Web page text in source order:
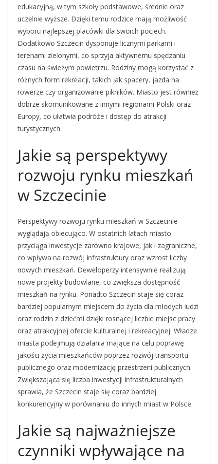
edukacyjną, w tym szkoły podstawowe, średnie oraz
uczelnie wyższe. Dzięki temu rodzice mają możliwość
wyboru najlepszej placówki dla swoich pociech.
Dodatkowo Szczecin dysponuje licznymi parkami i
terenami zielonymi, co sprzyja aktywnemu spędzaniu
czasu na świeżym powietrzu. Rodziny mogą korzystać z
różnych form rekreacji, takich jak spacery, jazda na
rowerze czy organizowanie pikników. Miasto jest również
dobrze skomunikowane z innymi regionami Polski oraz
Europy, co ułatwia podróże i dostęp do atrakcji
turystycznych.
Jakie są perspektywy
rozwoju rynku mieszkań
w Szczecinie
Perspektywy rozwoju rynku mieszkań w Szczecinie
wyglądają obiecująco. W ostatnich latach miasto
przyciąga inwestycje zarówno krajowe, jak i zagraniczne,
co wpływa na rozwój infrastruktury oraz wzrost liczby
nowych mieszkań. Deweloperzy intensywnie realizują
nowe projekty budowlane, co zwiększa dostępność
mieszkań na rynku. Ponadto Szczecin staje się coraz
bardziej popularnym miejscem do życia dla młodych ludzi
oraz rodzin z dziećmi dzięki rosnącej liczbie miejsc pracy
oraz atrakcyjnej ofercie kulturalnej i rekreacyjnej. Władze
miasta podejmują działania mające na celu poprawę
jakości życia mieszkańców poprzez rozwój transportu
publicznego oraz modernizację przestrzeni publicznych.
Zwiększająca się liczba inwestycji infrastrukturalnych
sprawia, że Szczecin staje się coraz bardziej
konkurencyjny w porównaniu do innych miast w Polsce.
Jakie są najważniejsze
czynniki wpływające na